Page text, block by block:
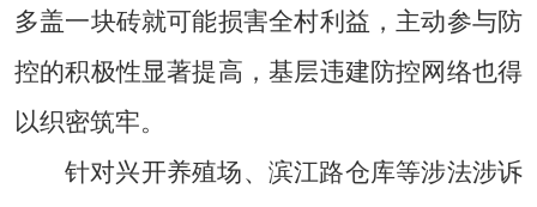
多盖一块砖就可能损害全村利益，主动参与防
控的积极性显著提高，基层违建防控网络也得
以织密筑牢。
针对兴开养殖场、滨江路仓库等涉法涉诉